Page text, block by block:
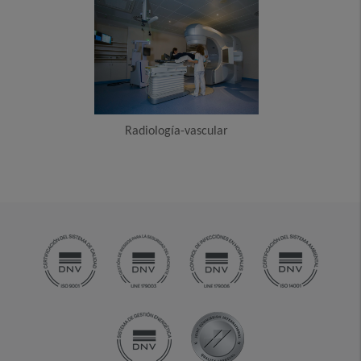
Radiología-vascular